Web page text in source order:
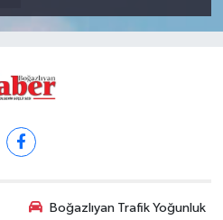
Boğazlıyan Trafik Yoğunluk